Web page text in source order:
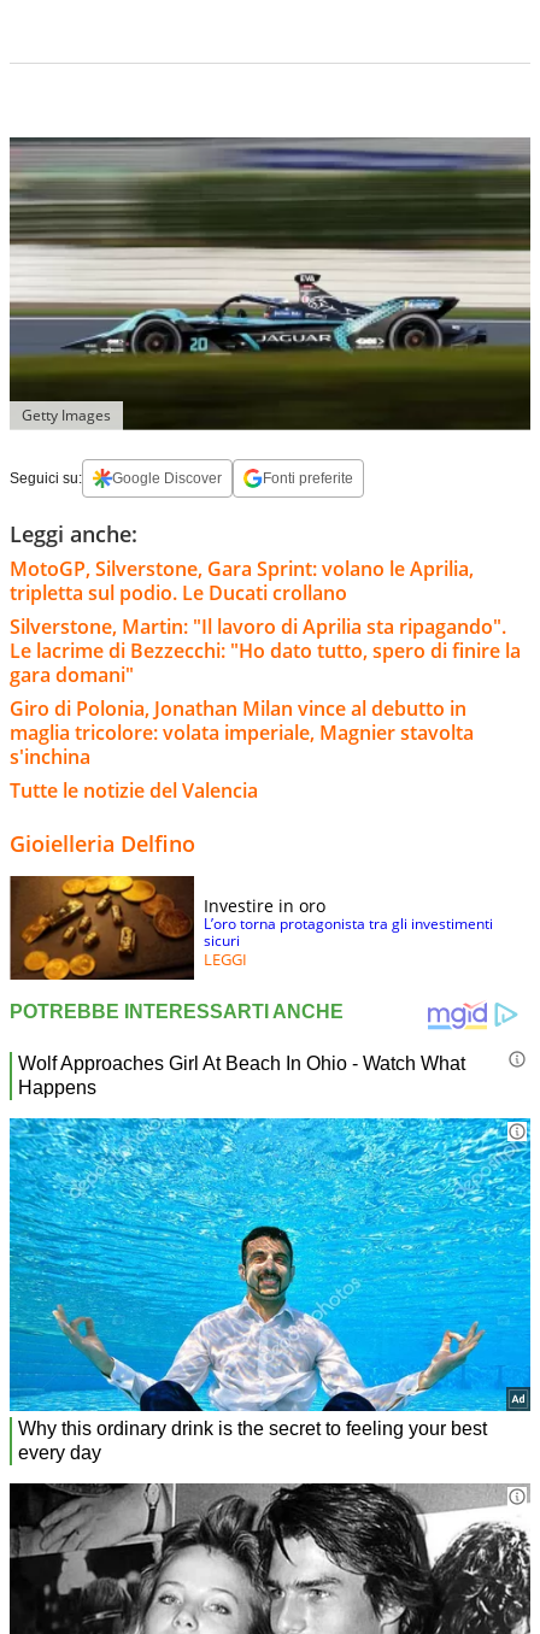
Getty Images
Seguici su: Google Discover Fonti preferite
Leggi anche:
MotoGP, Silverstone, Gara Sprint: volano le Aprilia,
tripletta sul podio. Le Ducati crollano
Silverstone, Martin: "Il lavoro di Aprilia sta ripagando".
Le lacrime di Bezzecchi: "Ho dato tutto, spero di finire la
gara domani"
Giro di Polonia, Jonathan Milan vince al debutto in
maglia tricolore: volata imperiale, Magnier stavolta
s'inchina
Tutte le notizie del Valencia
Gioielleria Delfino
Investire in oro
L’oro torna protagonista tra gli investimenti
sicuri
LEGGI